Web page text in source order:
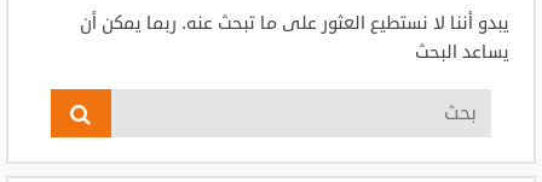
يبدو أننا لا نستطيع العثور على ما تبحث عنه. ربما يمكن أن
يساعد البحث